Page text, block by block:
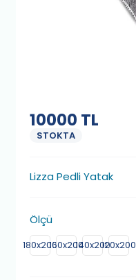
10000 TL
STOKTA
Lizza Pedli Yatak
Ölçü
180x200160x200140x200120x200